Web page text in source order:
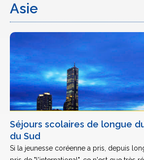
Asie
Séjours scolaires de longue
du Sud
Si la jeunesse coréenne a pris, depuis